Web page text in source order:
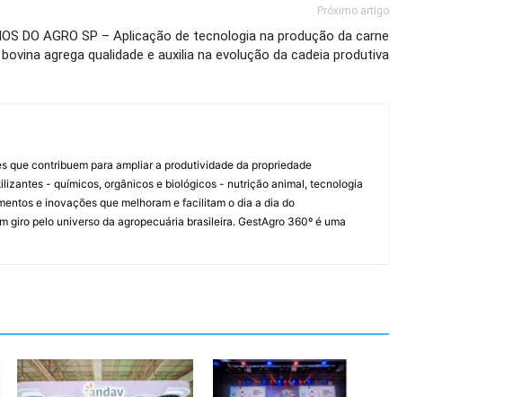
Próximo artigo
DO AGRO SP – Aplicação de tecnologia na produção da carne
bovina agrega qualidade e auxilia na evolução da cadeia produtiva
que contribuem para ampliar a produtividade da propriedade
- químicos, orgânicos e biológicos - nutrição animal, tecnologia
e inovações que melhoram e facilitam o dia a dia do
pelo universo da agropecuária brasileira. GestAgro 360º é uma